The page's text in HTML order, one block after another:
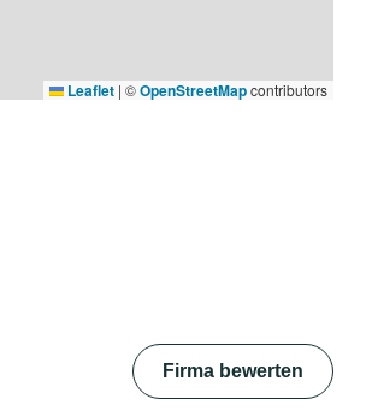
Leaflet | ©OpenStreetMapcontributors
Firma bewerten